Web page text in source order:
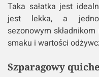
Taka sałatka jest
jest lekka, a
sezonowym
smaku i wartości
Szparagowy